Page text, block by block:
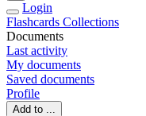
Login
Flashcards Collections
Documents
Last activity
My documents
Saved documents
Profile
Add to ...